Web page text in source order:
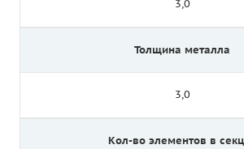
3,0
Толщина металла
3,0
Кол-во элементов в